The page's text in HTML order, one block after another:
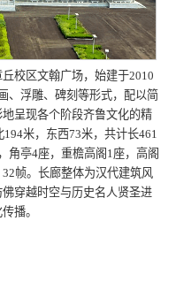
校区文翰广场，始建于2010
、浮雕、碑刻等形式，配以简
呈现各个阶段齐鲁文化的精
米，东西73米，共计长461
角亭4座，重檐高阁1座，高阁
帧。长廊整体为汉代建筑风
穿越时空与历史名人贤圣进
播。